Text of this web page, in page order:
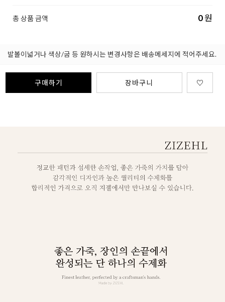
총 상품 금액 0원
발볼이넓거나 색상/굽 등 원하시는 변경사항은 배송메세지에 적어주세요.
구매하기 장바구니 ♡